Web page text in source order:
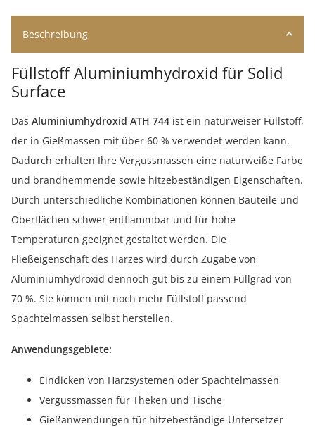
Beschreibung
Füllstoff Aluminiumhydroxid für Solid
Surface
Das Aluminiumhydroxid ATH 744 ist ein naturweiser Füllstoff,
der in Gießmassen mit über 60 % verwendet werden kann.
Dadurch erhalten Ihre Vergussmassen eine naturweiße Farbe
und brandhemmende sowie hitzebeständigen Eigenschaften.
Durch unterschiedliche Kombinationen können Bauteile und
Oberflächen schwer entflammbar und für hohe
Temperaturen geeignet gestaltet werden. Die
Fließeigenschaft des Harzes wird durch Zugabe von
Aluminiumhydroxid dennoch gut bis zu einem Füllgrad von
70 %. Sie können mit noch mehr Füllstoff passend
Spachtelmassen selbst herstellen.
Anwendungsgebiete:
Eindicken von Harzsystemen oder Spachtelmassen
Vergussmassen für Theken und Tische
Gießanwendungen für hitzebeständige Untersetzer